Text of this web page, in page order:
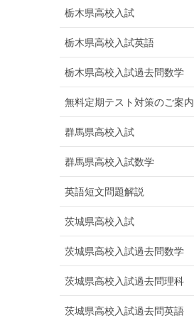
栃木県高校入試
栃木県高校入試英語
栃木県高校入試過去問数学
無料定期テスト対策のご案内
群馬県高校入試
群馬県高校入試数学
英語短文問題解説
茨城県高校入試
茨城県高校入試過去問数学
茨城県高校入試過去問理科
茨城県高校入試過去問英語